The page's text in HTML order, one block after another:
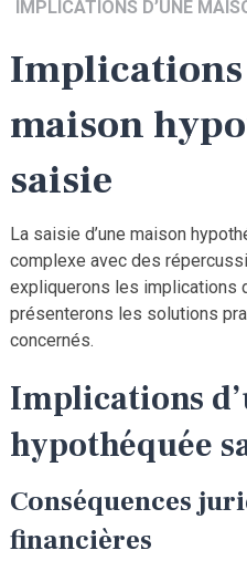
IMPLICATIONS D’UNE
Implications
maison
saisie
La saisie d’une maison
complexe avec des
expliquerons les implications
présenterons les solutions
concernés.
Implications
hypothéquée
Conséquences
financières